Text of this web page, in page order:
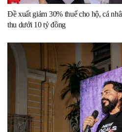
Đề xuất giảm 30% thuế cho hộ, cá
thu dưới 10 tỷ đồng